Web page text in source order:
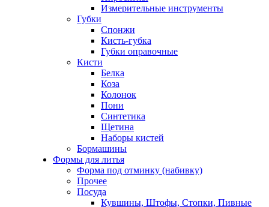
Измерительные инструменты
Губки
Спонжи
Кисть-губка
Губки оправочные
Кисти
Белка
Коза
Колонок
Пони
Синтетика
Щетина
Наборы кистей
Бормашины
Формы для литья
Форма под отминку (набивку)
Прочее
Посуда
Кувшины, Штофы, Стопки, Пивные